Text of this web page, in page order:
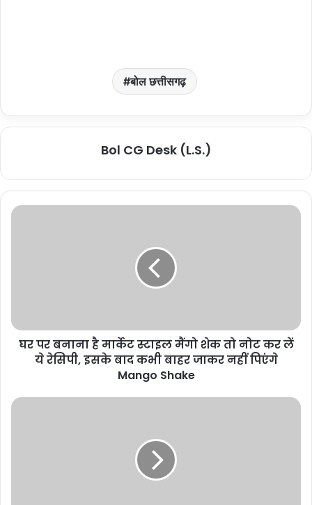
बोल छत्तीसगढ़
Bol CG Desk (L.S.)
घर पर बनाना है मार्केट स्टाइल मैंगो शेक तो नोट कर लें
ये रेसिपी, इसके बाद कभी बाहर जाकर नहीं पिएंगे
Mango Shake